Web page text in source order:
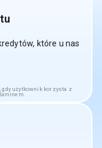
które u nas
gdy użytkownik korzysta z